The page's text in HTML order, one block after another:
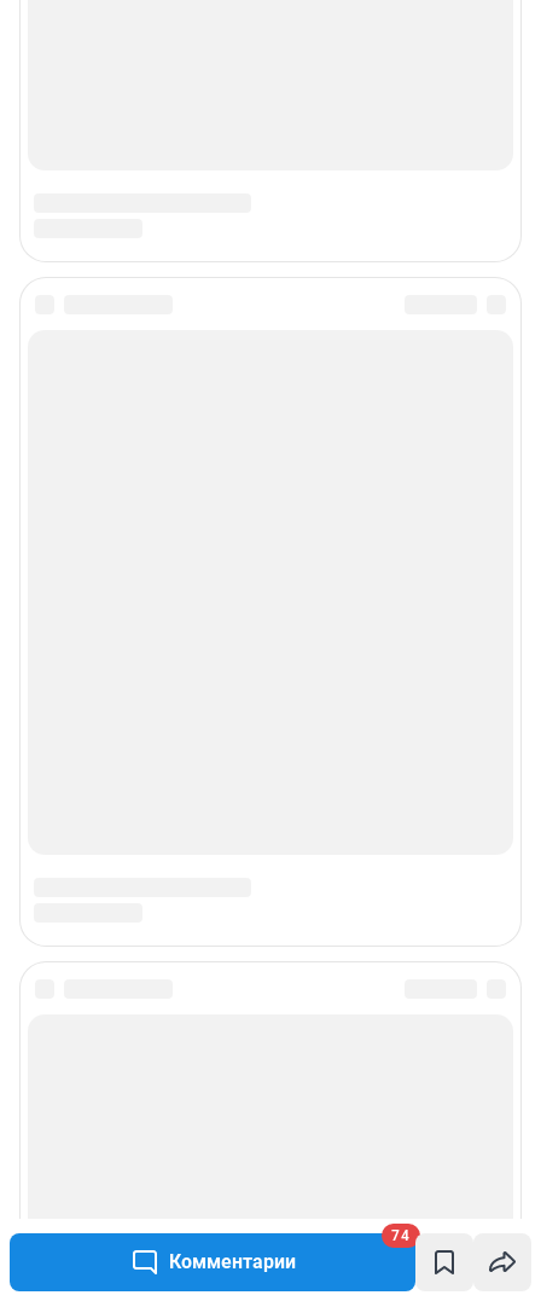
Комментарии
74